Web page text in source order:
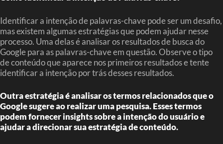
Identificar a intenção de palavras-chave pode ser um desafio,
mas existem algumas estratégias que podem ajudar nesse
processo. Uma delas é analisar os resultados de busca do
Google para as palavras-chave em questão. Observe o tipo
de conteúdo que aparece nos primeiros resultados e tente
identificar a intenção por trás desses resultados.
Outra estratégia é analisar os termos relacionados que o
Google sugere ao realizar uma pesquisa. Esses termos
podem fornecer insights sobre a intenção do usuário e
ajudar a direcionar sua estratégia de conteúdo.